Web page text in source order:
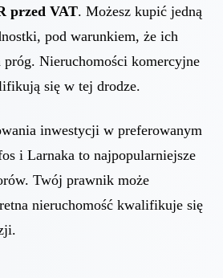
przed VAT. Możesz kupić jedną
pod warunkiem, że ich
próg. Nieruchomości komercyjne
się w tej drodze.
inwestycji w preferowanym
i Larnaka to najpopularniejsze
Twój prawnik może
nieruchomość kwalifikuje się